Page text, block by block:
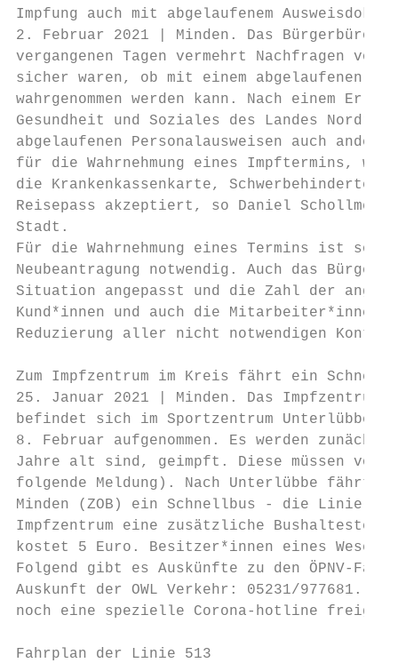
Impfung auch mit abgelaufenem
2. Februar 2021 | Minden. Das Bürgerbüro
vergangenen Tagen vermehrt Nachfragen
sicher waren, ob mit einem abgelaufenen
wahrgenommen werden kann. Nach einem
Gesundheit und Soziales des Landes
abgelaufenen Personalausweisen auch
für die Wahrnehmung eines Impftermins,
die Krankenkassenkarte,
Reisepass akzeptiert, so Daniel
Stadt.
Für die Wahrnehmung eines Termins ist
Neubeantragung notwendig. Auch das
Situation angepasst und die Zahl der
Kund*innen und auch die
Reduzierung aller nicht notwendigen
Zum Impfzentrum im Kreis fährt ein Schnell-
25. Januar 2021 | Minden. Das Impfzentrum
befindet sich im Sportzentrum Unterlübbe
8. Februar aufgenommen. Es werden
Jahre alt sind, geimpft. Diese müssen
folgende Meldung). Nach Unterlübbe fährt
Minden (ZOB) ein Schnellbus - die Linie
Impfzentrum eine zusätzliche
kostet 5 Euro. Besitzer*innen eines Weser-
Folgend gibt es Auskünfte zu den ÖPNV-
Auskunft der OWL Verkehr: 05231/977681.
noch eine spezielle Corona-hotline
Fahrplan der Linie 513